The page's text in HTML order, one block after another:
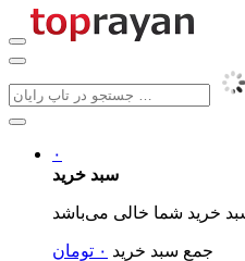
۰
سبد خرید
جمع سبد خرید ۰ تومان